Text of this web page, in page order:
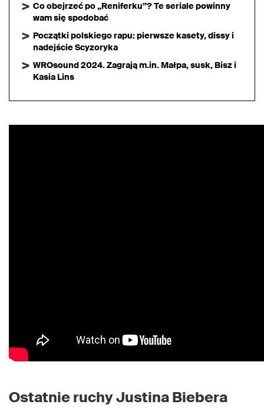
Co obejrzeć po „Reniferku”? Te seriale powinny
wam się spodobać
Początki polskiego rapu: pierwsze kasety, dissy i
nadejście Scyzoryka
WROsound 2024. Zagrają m.in. Małpa, susk, Bisz i
Kasia Lins
Ostatnie ruchy Justina Biebera